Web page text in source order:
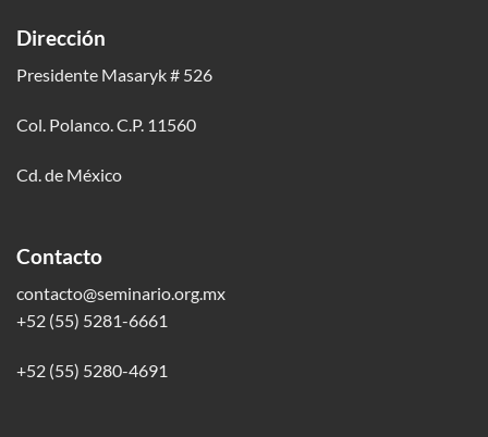
Dirección
Presidente Masaryk # 526
Col. Polanco. C.P. 11560
Cd. de México
Contacto
contacto@seminario.org.mx
+52 (55) 5281-6661
+52 (55) 5280-4691